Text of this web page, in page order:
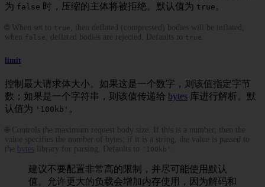
为 false 时，压缩的主体将被拒绝。默认值为 true 。
🌐 When set to true, then deflated (compressed) bodies will be inflated;
when false, deflated bodies are rejected. Defaults to true
limit
控制最大请求体大小。如果这是一个数字，则该值指定字节
数；如果是一个字符串，则该值传递给 bytes 库进行解析。默
认值为 '100kb' 。
🌐 Controls the maximum request body size. If this is a number, then the
value specifies the number of bytes; if it is a string, the value is passed to
the
bytes library for parsing. Defaults to '100kb'
建议不要配置非常高的限制，并尽可能使用默认
值。允许更大的负载会增加内存使用，因为解码和